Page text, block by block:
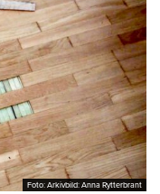
Foto: Arkivbild: Anna Rytterbrant
Foto: Arkivbild: Anna Rytterbrant